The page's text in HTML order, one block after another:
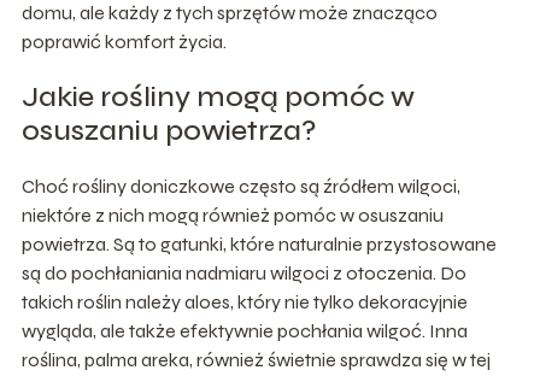
domu, ale każdy z tych sprzętów może znacząco
poprawić komfort życia.
Jakie rośliny mogą pomóc w
osuszaniu powietrza?
Choć rośliny doniczkowe często są źródłem wilgoci,
niektóre z nich mogą również pomóc w osuszaniu
powietrza. Są to gatunki, które naturalnie przystosowane
są do pochłaniania nadmiaru wilgoci z otoczenia. Do
takich roślin należy aloes, który nie tylko dekoracyjnie
wygląda, ale także efektywnie pochłania wilgoć. Inna
roślina, palma areka, również świetnie sprawdza się w tej